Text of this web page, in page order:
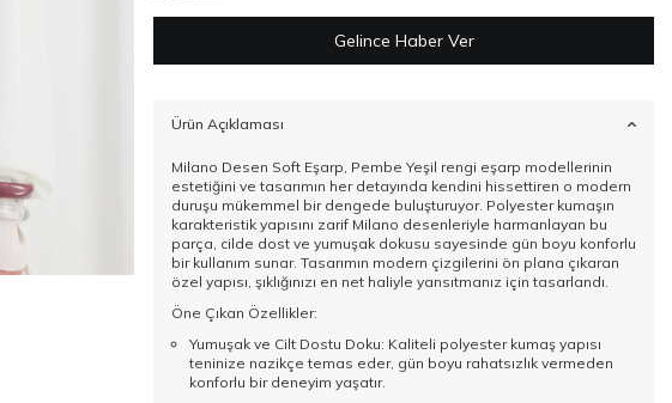
Gelince Haber Ver
Ürün Açıklaması
Milano Desen Soft Eşarp, Pembe Yeşil rengi eşarp modellerinin
estetiğini ve tasarımın her detayında kendini hissettiren o modern
duruşu mükemmel bir dengede buluşturuyor. Polyester kumaşın
karakteristik yapısını zarif Milano desenleriyle harmanlayan bu
parça, cilde dost ve yumuşak dokusu sayesinde gün boyu konforlu
bir kullanım sunar. Tasarımın modern çizgilerini ön plana çıkaran
özel yapısı, şıklığınızı en net haliyle yansıtmanız için tasarlandı.
Öne Çıkan Özellikler:
Yumuşak ve Cilt Dostu Doku: Kaliteli polyester kumaş yapısı
teninize nazikçe temas eder, gün boyu rahatsızlık vermeden
konforlu bir deneyim yaşatır.